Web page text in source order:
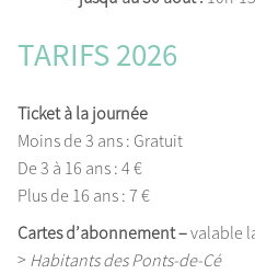
TARIFS 2026
Ticket à la journée
Moins de 3 ans : Gratuit
De 3 à 16 ans : 4 €
Plus de 16 ans : 7 €
Cartes d’abonnement –valable
> Habitants des Ponts-de-Cé